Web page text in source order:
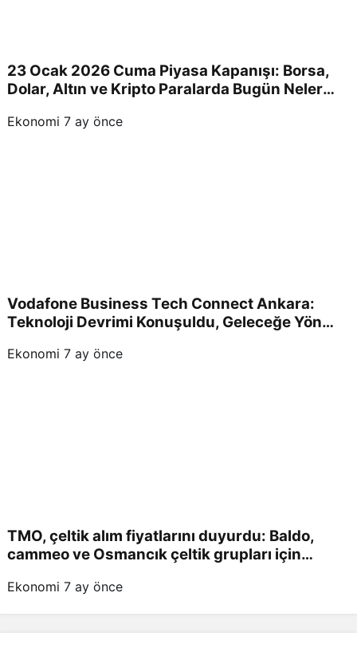
23 Ocak 2026 Cuma Piyasa Kapanışı: Borsa,
Dolar, Altın ve Kripto Paralarda Bugün Neler
Ekonomi 7 ay önce
Vodafone Business Tech Connect Ankara:
Teknoloji Devrimi Konuşuldu, Geleceğe Yön
Ekonomi 7 ay önce
TMO, çeltik alım fiyatlarını duyurdu: Baldo,
cammeo ve Osmancık çeltik grupları için
Ekonomi 7 ay önce